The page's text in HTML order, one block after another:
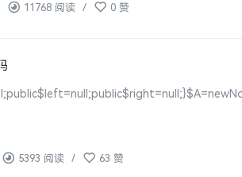
11768 阅读 / 0 赞
5393 阅读 / 63 赞